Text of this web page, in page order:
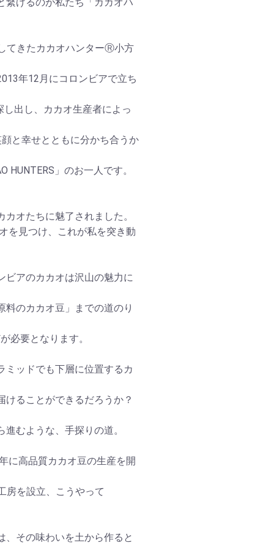
てきたカカオハンターⓇ小方
年12月にコロンビアで立ち
し出し、カカオ生産者によっ
と幸せとともに分かち合うか
HUNTERS」のお一人です。
オたちに魅了されました。
を見つけ、これが私を突き動
ビアのカカオは沢山の魅力に
のカカオ豆」までの道のり
必要となります。
ミッドでも下層に位置するカ
ることができるだろうか？
むような、手探りの道。
に高品質カカオ豆の生産を開
房を設立、こうやって
、その味わいを土から作ると